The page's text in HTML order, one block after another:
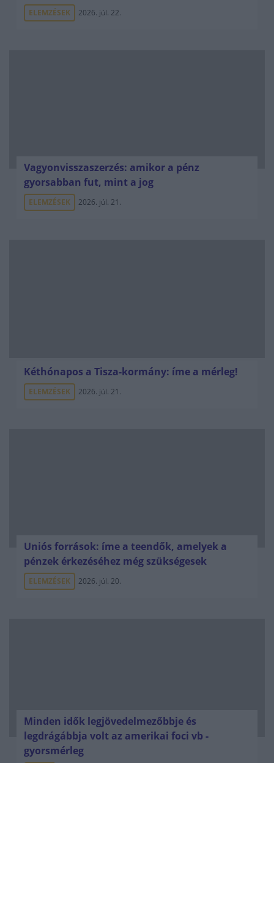
ELEMZÉSEK 2026. júl. 22.
Vagyonvisszaszerzés: amikor a pénz
gyorsabban fut, mint a jog
ELEMZÉSEK 2026. júl. 21.
Kéthónapos a Tisza-kormány: íme a mérleg!
ELEMZÉSEK 2026. júl. 21.
Uniós források: íme a teendők, amelyek a
pénzek érkezéséhez még szükségesek
ELEMZÉSEK 2026. júl. 20.
Minden idők legjövedelmezőbbje és
legdrágábbja volt az amerikai foci vb -
gyorsmérleg